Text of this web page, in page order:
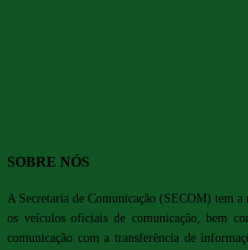
SOBRE NÓS
A Secretaria de Comunicação (SECOM) tem a
os veículos oficiais de comunicação, bem
comunicação com a transferência de